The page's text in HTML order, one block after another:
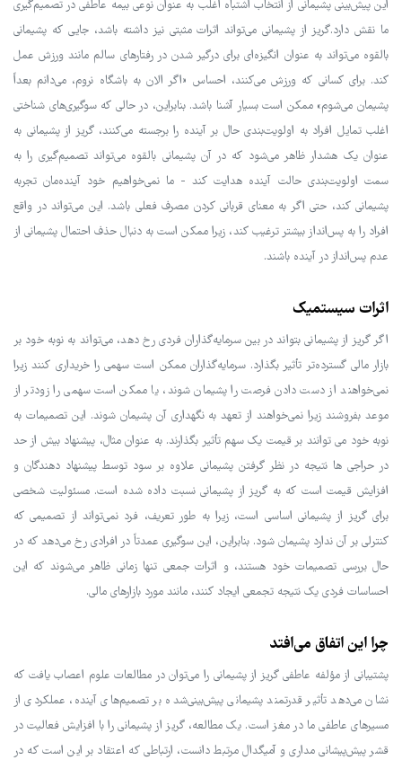
این پیش‌بینی پشیمانی از انتخاب اشتباه اغلب به عنوان نوعی بیمه عاطفی در تصمیم‌گیری
ما نقش دارد.گریز از پشیمانی می‌تواند اثرات مثبتی نیز داشته باشد، جایی که پشیمانی
بالقوه می‌تواند به عنوان انگیزه‌ای برای درگیر شدن در رفتارهای سالم مانند ورزش عمل
کند. برای کسانی که ورزش می‌کنند، احساس «اگر الان به باشگاه نروم، می‌دانم بعداً
پشیمان می‌شوم» ممکن است بسیار آشنا باشد. بنابراین، در حالی که سوگیری‌های شناختی
اغلب تمایل افراد به اولویت‌بندی حال بر آینده را برجسته می‌کنند، گریز از پشیمانی به
عنوان یک هشدار ظاهر می‌شود که در آن پشیمانی بالقوه می‌تواند تصمیم‌گیری را به
سمت اولویت‌بندی حالت آینده هدایت کند - ما نمی‌خواهیم خود آینده‌مان تجربه
پشیمانی کند، حتی اگر به معنای قربانی کردن مصرف فعلی باشد. این می‌تواند در واقع
افراد را به پس‌انداز بیشتر ترغیب کند، زیرا ممکن است به دنبال حذف احتمال پشیمانی از
عدم پس‌انداز در آینده باشند.
اثرات سیستمیک
اگر گریز از پشیمانی بتواند در بین سرمایه‌گذاران فردی رخ دهد، می‌تواند به نوبه خود بر
بازار مالی گسترده‌تر تأثیر بگذارد. سرمایه‌گذاران ممکن است سهمی را خریداری کنند زیرا
نمی‌خواهند از دست دادن فرصت را پشیمان شوند، یا ممکن است سهمی را زودتر از
موعد بفروشند زیرا نمی‌خواهند از تعهد به نگهداری آن پشیمان شوند. این تصمیمات به
نوبه خود می توانند بر قیمت یک سهم تأثیر بگذارند. به عنوان مثال، پیشنهاد بیش از حد
در حراجی ها نتیجه در نظر گرفتن پشیمانی علاوه بر سود توسط پیشنهاد دهندگان و
افزایش قیمت است که به گریز از پشیمانی نسبت داده شده است. مسئولیت شخصی
برای گریز از پشیمانی اساسی است، زیرا به طور تعریف، فرد نمی‌تواند از تصمیمی که
کنترلی بر آن ندارد پشیمان شود. بنابراین، این سوگیری عمدتاً در افرادی رخ می‌دهد که در
حال بررسی تصمیمات خود هستند، و اثرات جمعی تنها زمانی ظاهر می‌شوند که این
احساسات فردی یک نتیجه تجمعی ایجاد کنند، مانند مورد بازارهای مالی.
چرا این اتفاق می‌افتد
پشتیبانی از مؤلفه عاطفی گریز از پشیمانی را می‌توان در مطالعات علوم اعصاب یافت که
نشان می‌دهد تأثیر قدرتمند پشیمانی پیش‌بینی‌شده بر تصمیم‌های آینده، عملکردی از
مسیرهای عاطفی ما در مغز است. یک مطالعه، گریز از پشیمانی را با افزایش فعالیت در
قشر پیش‌پیشانی مداری و آمیگدال مرتبط دانست، ارتباطی که اعتقاد بر این است که در